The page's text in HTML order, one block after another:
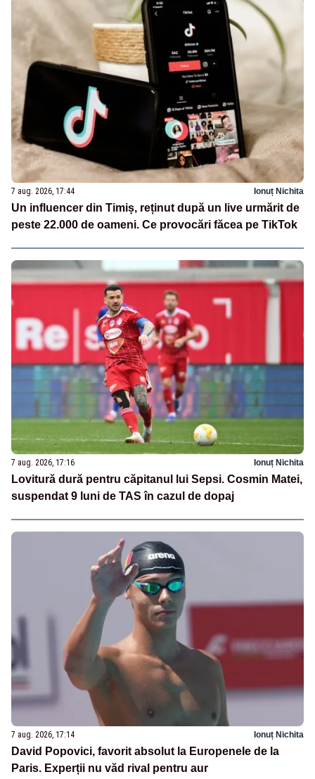
7 aug. 2026, 17:44 Ionuț Nichita
Un influencer din Timiș, reținut după un live urmărit de
peste 22.000 de oameni. Ce provocări făcea pe TikTok
7 aug. 2026, 17:16 Ionuț Nichita
Lovitură dură pentru căpitanul lui Sepsi. Cosmin Matei,
suspendat 9 luni de TAS în cazul de dopaj
7 aug. 2026, 17:14 Ionuț Nichita
David Popovici, favorit absolut la Europenele de la
Paris. Experții nu văd rival pentru aur